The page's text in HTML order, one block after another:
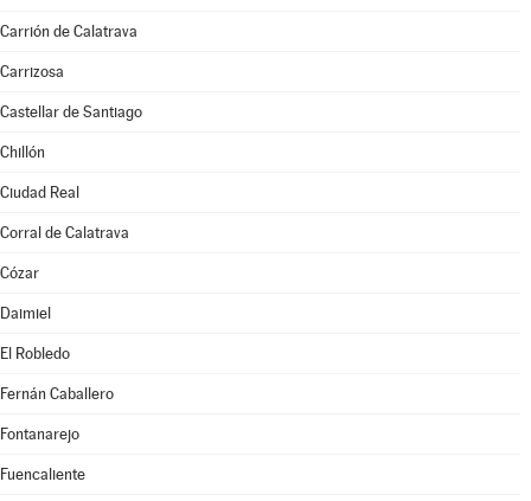
Carrión de Calatrava
Carrizosa
Castellar de Santiago
Chillón
Ciudad Real
Corral de Calatrava
Cózar
Daimiel
El Robledo
Fernán Caballero
Fontanarejo
Fuencaliente